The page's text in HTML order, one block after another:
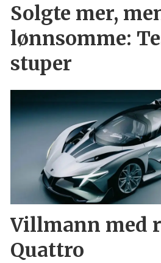
Solgte mer,
lønnsomme:
stuper
Villmann med
Quattro